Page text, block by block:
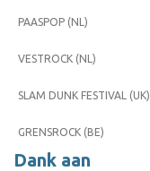
PAASPOP (NL)
VESTROCK (NL)
SLAM DUNK FESTIVAL (UK)
GRENSROCK (BE)
Dank aan